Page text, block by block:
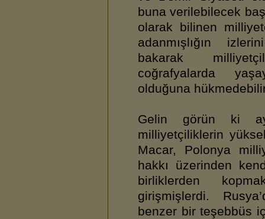
buna verilebilecek
olarak bilinen
adanmışlığın
bakarak
coğrafyalarda
olduğuna
Gelin görün ki
milliyetçiliklerin
Macar, Polonya
hakkı üzerinden
birliklerden
girişmişlerdi.
benzer bir teşebbüs